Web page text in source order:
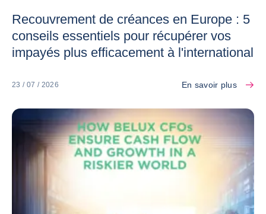
Recouvrement de créances en Europe : 5
conseils essentiels pour récupérer vos
impayés plus efficacement à l'international
23 / 07 / 2026 En savoir plus